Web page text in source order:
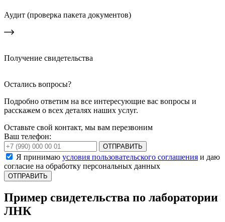
Аудит (проверка пакета документов)
Получение свидетельства
Остались вопросы?
Подробно ответим на все интересующие вас вопросы и
расскажем о всех деталях наших услуг.
Оставьте свой контакт, мы вам перезвоним
Ваш телефон:
ОТПРАВИТЬ
Я принимаю условия пользовательского соглашения и даю
согласие на обработку персональных данных
Пример свидетельства по лаборатории
ЛНК